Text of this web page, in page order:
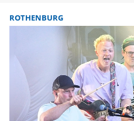
ROTHENBURG